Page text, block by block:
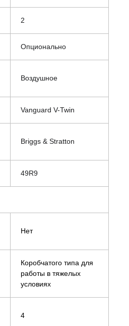
2
Опционально
Воздушное
Vanguard V-Twin
Briggs & Stratton
49R9
Нет
Коробчатого типа для
работы в тяжелых
условиях
4